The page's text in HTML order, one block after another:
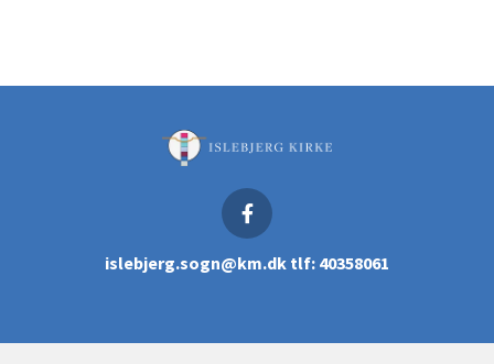
islebjerg.sogn@km.dk tlf: 40358061